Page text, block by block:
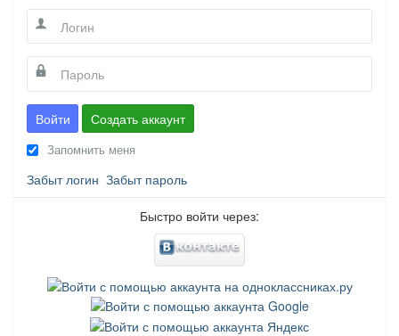
Войти Создать аккаунт
Запомнить меня
Забыт логин Забыт пароль
Быстро войти через: